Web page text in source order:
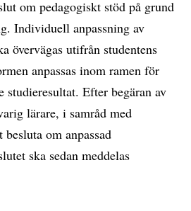
om pedagogiskt stöd på grund
Individuell anpassning av
övervägas utifrån studentens
anpassas inom ramen för
studieresultat. Efter begäran av
lärare, i samråd med
om anpassad
ska sedan meddelas